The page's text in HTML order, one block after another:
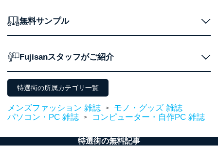
無料サンプル
Fujisanスタッフがご紹介
特選街の所属カテゴリ一覧
メンズファッション 雑誌 >
モノ・グッズ 雑誌
パソコン・PC 雑誌
> コンピューター・自作PC 雑誌
特選街の無料記事